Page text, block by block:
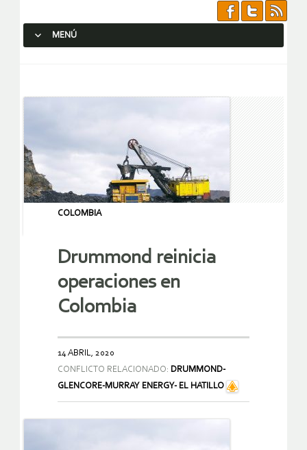
MENÚ
COLOMBIA
Drummond reinicia
operaciones en
Colombia
14 ABRIL, 2020
CONFLICTO RELACIONADO: DRUMMOND-
GLENCORE-MURRAY ENERGY- EL HATILLO